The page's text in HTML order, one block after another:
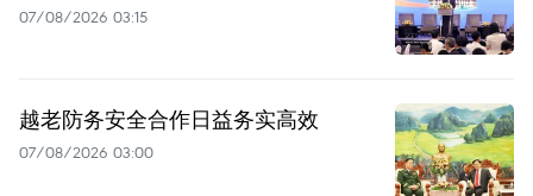
07/08/2026 03:15
越老防务安全合作日益务实高效
07/08/2026 03:00